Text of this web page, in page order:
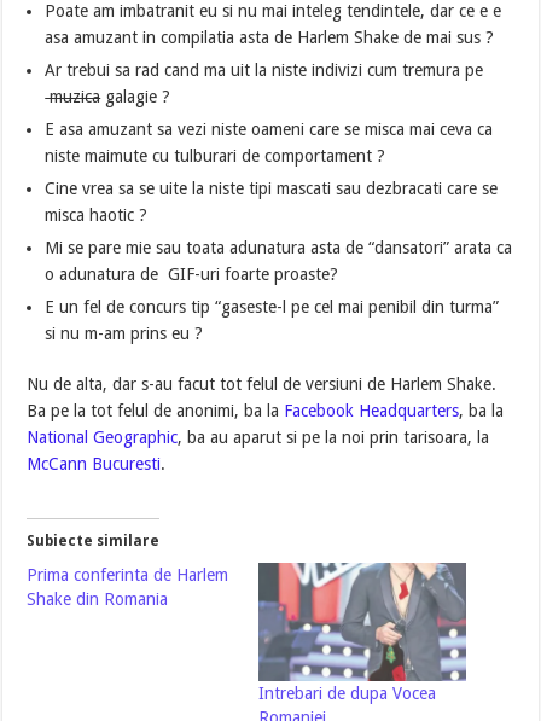
Poate am imbatranit eu si nu mai inteleg tendintele, dar ce e e
asa amuzant in compilatia asta de Harlem Shake de mai sus ?
Ar trebui sa rad cand ma uit la niste indivizi cum tremura pe
muzicagalagie ?
E asa amuzant sa vezi niste oameni care se misca mai ceva ca
niste maimute cu tulburari de comportament ?
Cine vrea sa se uite la niste tipi mascati sau dezbracati care se
misca haotic ?
Mi se pare mie sau toata adunatura asta de “dansatori” arata ca
o adunatura de GIF-uri foarte proaste?
E un fel de concurs tip “gaseste-l pe cel mai penibil din turma”
si nu m-am prins eu ?
Nu de alta, dar s-au facut tot felul de versiuni de Harlem Shake.
Ba pe la tot felul de anonimi, ba la Facebook Headquarters, ba la
National Geographic, ba au aparut si pe la noi prin tarisoara, la
McCann Bucuresti.
Subiecte similare
Prima conferinta de Harlem
Shake din Romania
Intrebari de dupa Vocea